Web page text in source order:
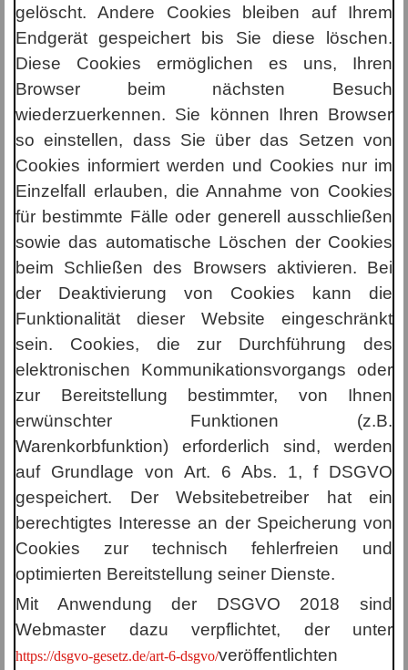
gelöscht. Andere Cookies bleiben auf Ihrem
Endgerät gespeichert bis Sie diese löschen.
Diese Cookies ermöglichen es uns, Ihren
Browser beim nächsten Besuch
wiederzuerkennen. Sie können Ihren Browser
so einstellen, dass Sie über das Setzen von
Cookies informiert werden und Cookies nur im
Einzelfall erlauben, die Annahme von Cookies
für bestimmte Fälle oder generell ausschließen
sowie das automatische Löschen der Cookies
beim Schließen des Browsers aktivieren. Bei
der Deaktivierung von Cookies kann die
Funktionalität dieser Website eingeschränkt
sein. Cookies, die zur Durchführung des
elektronischen Kommunikationsvorgangs oder
zur Bereitstellung bestimmter, von Ihnen
erwünschter Funktionen (z.B.
Warenkorbfunktion) erforderlich sind, werden
auf Grundlage von Art. 6 Abs. 1, f DSGVO
gespeichert. Der Websitebetreiber hat ein
berechtigtes Interesse an der Speicherung von
Cookies zur technisch fehlerfreien und
optimierten Bereitstellung seiner Dienste.
Mit Anwendung der DSGVO 2018 sind
Webmaster dazu verpflichtet, der unter
https://dsgvo-gesetz.de/art-6-dsgvo/veröffentlichten